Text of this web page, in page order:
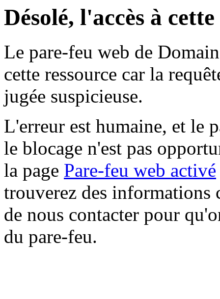
Désolé, l'accès à
Le pare-feu web de
cette ressource car la
jugée suspicieuse.
L'erreur est humaine, et le
le blocage n'est pas
la page Pare-feu web activé
trouverez des informations
de nous contacter pour
du pare-feu.